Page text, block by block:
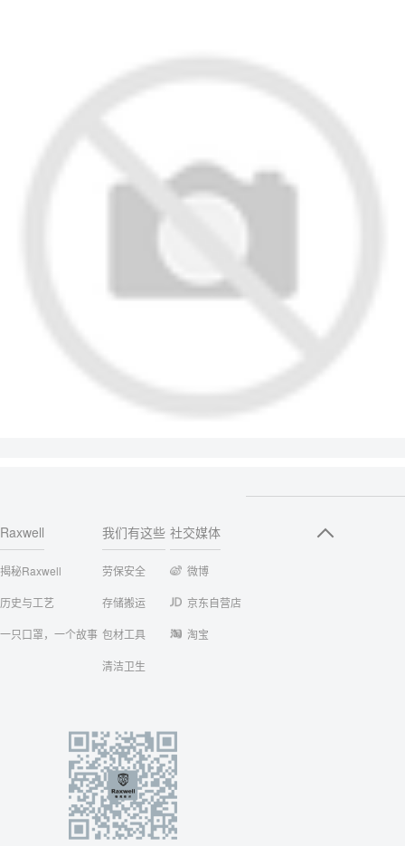
Raxwell
揭秘Raxwell
历史与工艺
一只口罩，一个故事
我们有这些
劳保安全
存储搬运
包材工具
清洁卫生
社交媒体
微博
京东自营店
淘宝